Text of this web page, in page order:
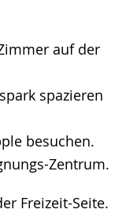
auf der
spazieren
besuchen.
Zentrum.
Freizeit-Seite.